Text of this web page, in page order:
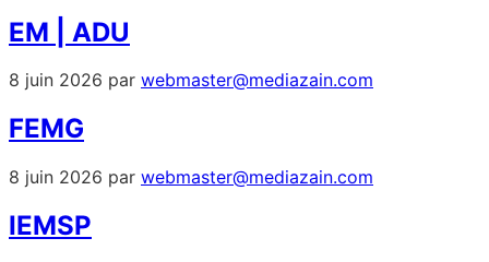
EM | ADU
8 juin 2026 par webmaster@mediazain.com
FEMG
8 juin 2026 par webmaster@mediazain.com
IEMSP